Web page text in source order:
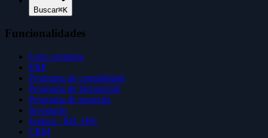
Buscar⌘K
Funcionalidades
Lista completa
ERP
Programa de contabilidad
Programa de facturación
Programa de tesorería
Inventario
Equipo / RR. HH.
CRM